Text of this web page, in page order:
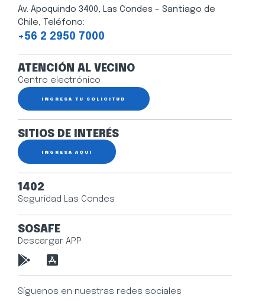
Av. Apoquindo 3400, Las Condes – Santiago de
Chile, Teléfono:
+56 2 2950 7000
ATENCIÓN AL VECINO
Centro electrónico
INGRESA TU SOLICITUD
SITIOS DE INTERÉS
INGRESA AQUÍ
1402
Seguridad Las Condes
SOSAFE
Descargar APP
Síguenos en nuestras redes sociales